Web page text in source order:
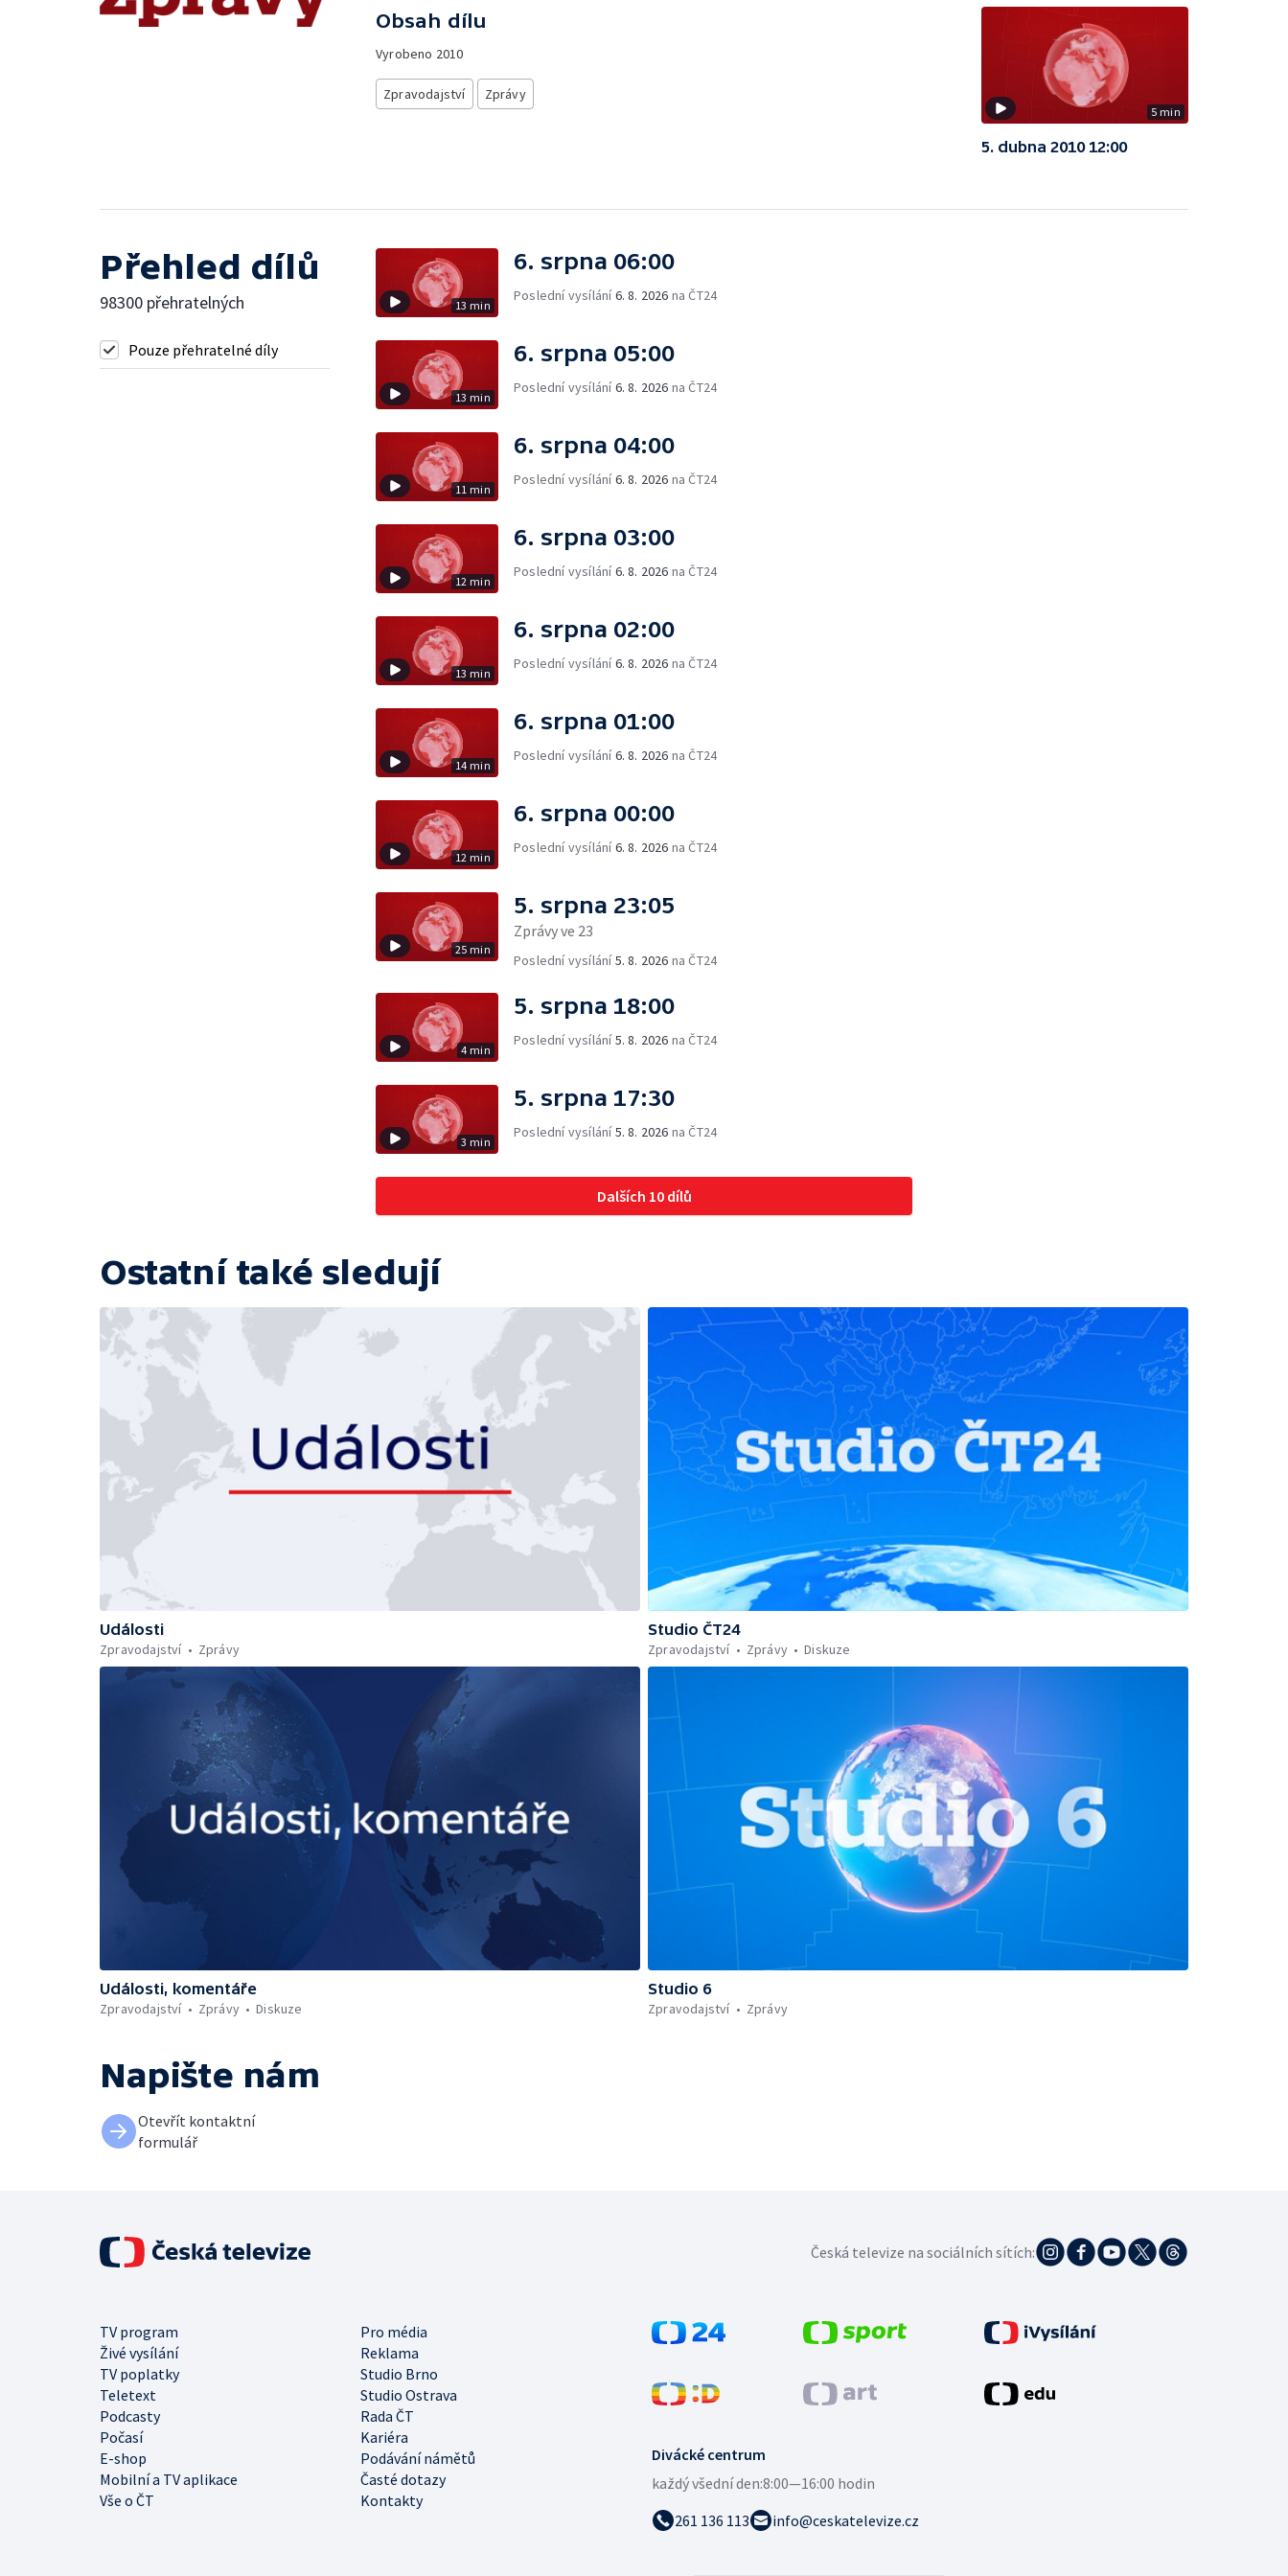
Obsah dílu
Vyrobeno 2010
Zpravodajství Zprávy
5 min
5. dubna 2010 12:00
Přehled dílů
98300 přehratelných
Pouze přehratelné díly
13 min
6. srpna 06:00
Poslední vysílání6. 8. 2026 na ČT24
13 min
6. srpna 05:00
Poslední vysílání6. 8. 2026 na ČT24
11 min
6. srpna 04:00
Poslední vysílání6. 8. 2026 na ČT24
12 min
6. srpna 03:00
Poslední vysílání6. 8. 2026 na ČT24
13 min
6. srpna 02:00
Poslední vysílání6. 8. 2026 na ČT24
14 min
6. srpna 01:00
Poslední vysílání6. 8. 2026 na ČT24
12 min
6. srpna 00:00
Poslední vysílání6. 8. 2026 na ČT24
25 min
5. srpna 23:05
Zprávy ve 23
Poslední vysílání5. 8. 2026 na ČT24
4 min
5. srpna 18:00
Poslední vysílání5. 8. 2026 na ČT24
3 min
5. srpna 17:30
Poslední vysílání5. 8. 2026 na ČT24
Dalších 10 dílů
Ostatní také sledují
Události
Zpravodajství
Zprávy
Studio ČT24
Zpravodajství
Zprávy Diskuze
Události, komentáře
Zpravodajství
Zprávy Diskuze
Studio 6
Zpravodajství
Zprávy
Napište nám
Otevřít kontaktní
formulář
Divácké centrum
každý všední den:8:00—16:00 hodin
261 136 113
info@ceskatelevize.cz
TV program
Pro média
Živé vysílání
Reklama
TV poplatky
Studio Brno
Teletext
Studio Ostrava
Podcasty
Rada ČT
Počasí
Kariéra
E-shop
Podávání námětů
Mobilní a TV aplikace
Časté dotazy
Vše o ČT
Kontakty
Česká televize na sociálních sítích: